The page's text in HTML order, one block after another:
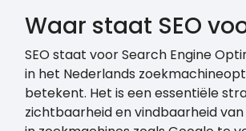
Waar staat SEO
SEO staat voor Search Engine
in het Nederlands
betekent. Het is een essentiële
zichtbaarheid en vindbaarheid